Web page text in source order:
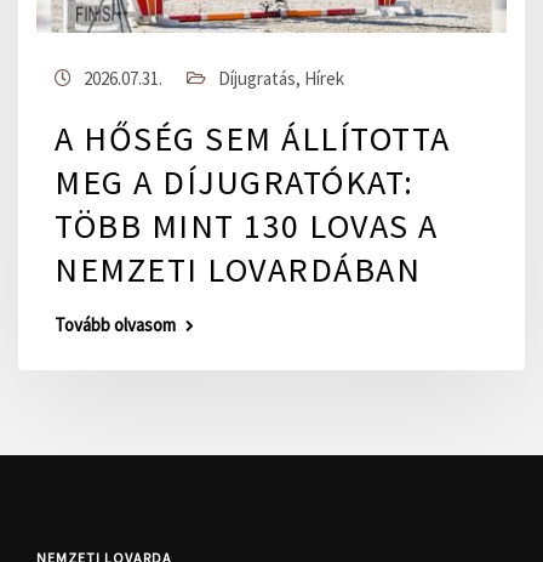
2026.07.31. Díjugratás, Hírek
A HŐSÉG SEM ÁLLÍTOTTA
MEG A DÍJUGRATÓKAT:
TÖBB MINT 130 LOVAS A
NEMZETI LOVARDÁBAN
Tovább olvasom
NEMZETI LOVARDA